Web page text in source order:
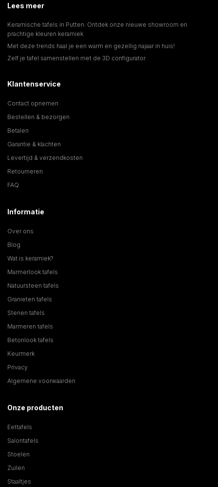
Lees meer
Keramische tafels in Putten: Ontdek onze nieuwe showroom en
prachtige kleuren keramiek
Met deze trends haal je een warm en gezellig najaar in huis!
Zelf je tafel samenstellen met de 3D configurator
Klantenservice
Contact opnemen
Bestellen & bezorgen
Betalen
Garantie & klachten
Levertijd & verzendkosten
Retourneren
FAQ
Informatie
Over ons
Blog
Wat is keramiek?
Marmerlook tafels
Natuursteen tafels
Granieten tafels
Stenen tafels
Marmeren tafels
Betonlook tafels
Keurmerk
Privacy
Algemene voorwaarden
Onze producten
Eettafels
Salontafels
Stoelen
Zuilen
Staaltjes